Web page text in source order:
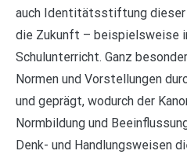
auch Identitätsstiftung
die Zukunft – beispielsweise
Schulunterricht. Ganz
Normen und Vorstellungen
und geprägt, wodurch der
Normbildung und
Denk- und Handlungsweisen